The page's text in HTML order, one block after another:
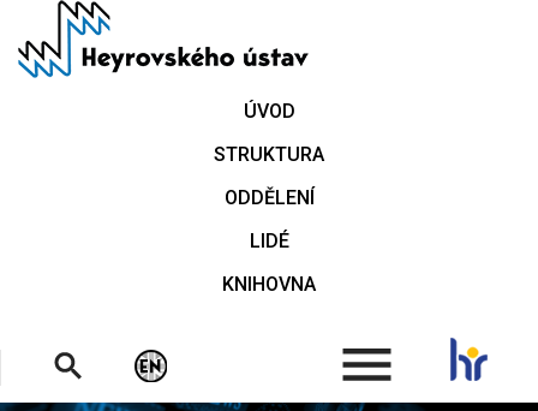
hlavnímu
ÚVOD
STRUKTURA
ODDĚLENÍ
LIDÉ
KNIHOVNA
.